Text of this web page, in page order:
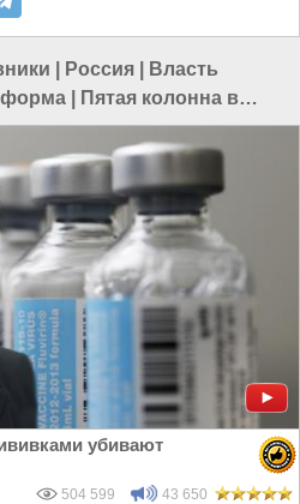
Россия
Власть
Пятая колонна в
в России
убивают
504 599 43 650